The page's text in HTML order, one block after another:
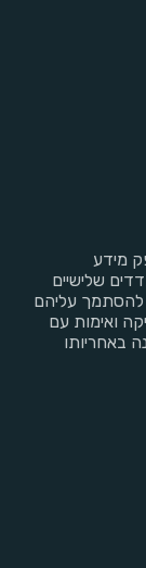
מידע
שלישיים
להסתמך עליהם
ואימות עם
באחריותו